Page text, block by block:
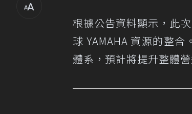
根據公告資料顯示，此
球 YAMAHA 資源的整
體系，預計將提升整體